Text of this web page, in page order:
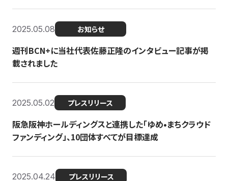
2025.05.08 お知らせ
週刊BCN+に当社代表佐藤正隆のインタビュー記事が掲
載されました
2025.05.02 プレスリリース
阪急阪神ホールディングスと連携した「ゆめ•まちクラウド
ファンディング」、10団体すべてが目標達成
2025.04.24 プレスリリース